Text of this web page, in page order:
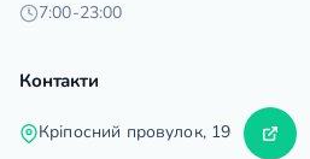
7:00-23:00
Контакти
Кріпосний провулок, 19